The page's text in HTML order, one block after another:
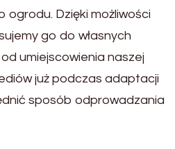
Dzięki możliwości
go do własnych
umiejscowienia naszej
już podczas adaptacji
sposób odprowadzania